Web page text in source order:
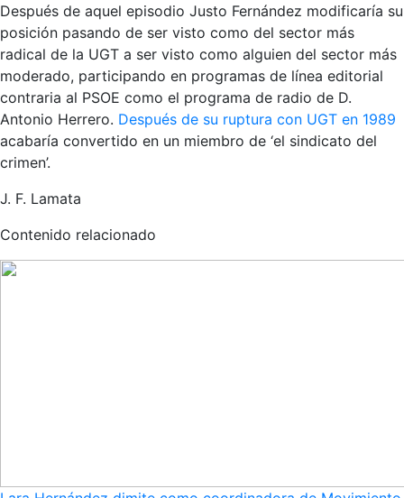
Después de aquel episodio Justo Fernández modificaría su
posición pasando de ser visto como del sector más
radical de la UGT a ser visto como alguien del sector más
moderado, participando en programas de línea editorial
contraria al PSOE como el programa de radio de D.
Antonio Herrero. Después de su ruptura con UGT en 1989
acabaría convertido en un miembro de ‘el sindicato del
crimen’.
J. F. Lamata
Contenido relacionado